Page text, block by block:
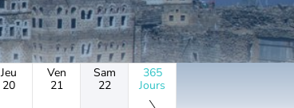
Jeu
20
Ven
21
Sam
22
365
Jours